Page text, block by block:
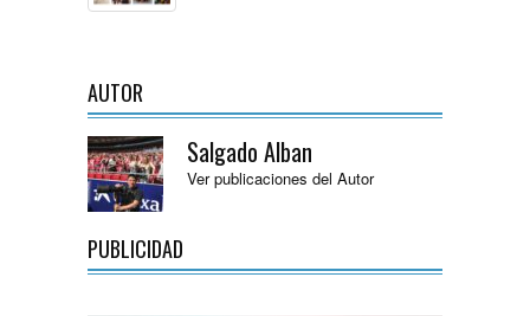
AUTOR
Salgado Alban
Ver publicaciones del Autor
PUBLICIDAD